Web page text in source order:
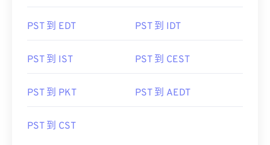
PST 到 EDT PST 到 IDT
PST 到 IST PST 到 CEST
PST 到 PKT PST 到 AEDT
PST 到 CST